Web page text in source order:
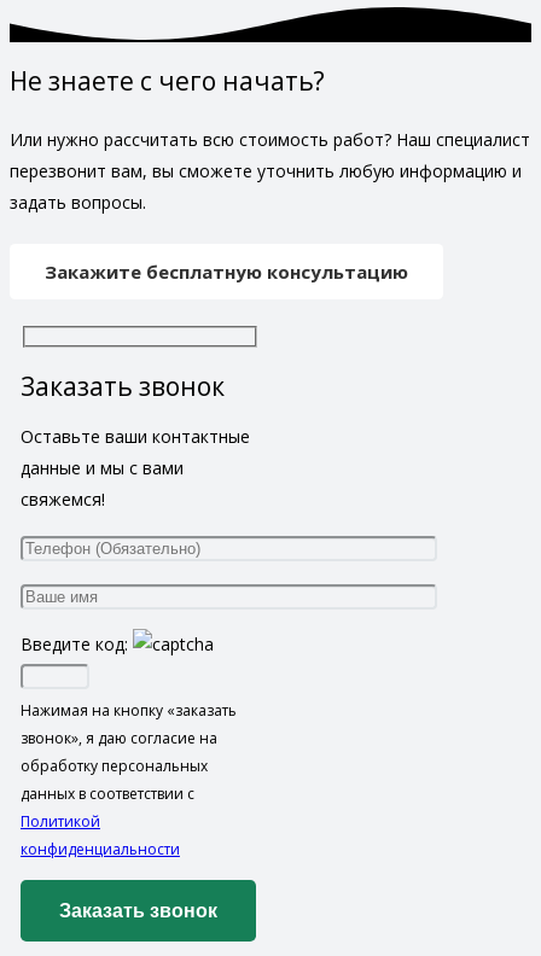
Не знаете с чего начать?
Или нужно рассчитать всю стоимость работ? Наш специалист
перезвонит вам, вы сможете уточнить любую информацию и
задать вопросы.
Закажите бесплатную консультацию
Заказать звонок
Оставьте ваши контактные
данные и мы с вами
свяжемся!
Введите код:
Нажимая на кнопку «заказать
звонок», я даю согласие на
обработку персональных
данных в соответствии с
Политикой
конфиденциальности